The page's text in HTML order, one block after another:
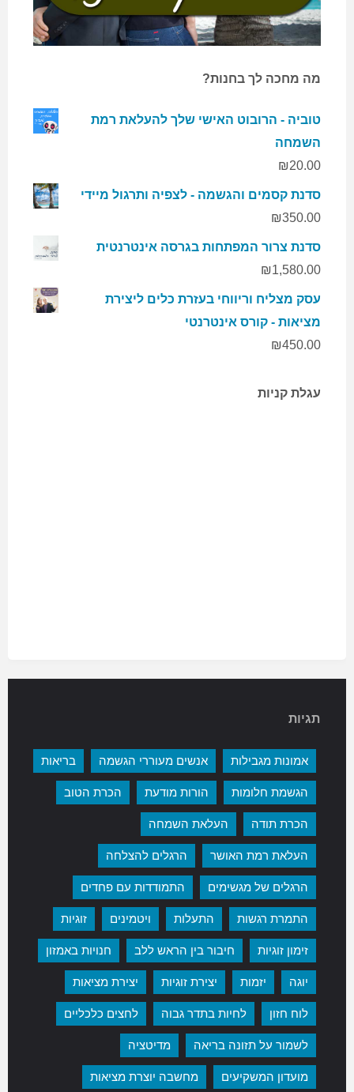
מה מחכה לך בחנות?
טוביה - הרובוט האישי שלך להעלאת רמת
השמחה
₪20.00
סדנת קסמים והגשמה - לצפיה ותרגול מיידי
₪350.00
סדנת צרור המפתחות בגרסה אינטרנטית
₪1,580.00
עסק מצליח וריווחי בעזרת כלים ליצירת
מציאות - קורס אינטרנטי
₪450.00
עגלת קניות
תגיות
אמונות מגבילות אנשים מעוררי הגשמה בריאות
הגשמת חלומות הורות מודעת הכרת הטוב
הכרת תודה העלאת השמחה
העלאת רמת האושר הרגלים להצלחה
הרגלים של מגשימים התמודדות עם פחדים
התמרת רגשות התעלות ויטמינים זוגיות
זימון זוגיות חיבור בין הראש ללב חנויות באמזון
יוגה יזמות יצירת זוגיות יצירת מציאות
לוח חזון לחיות בתדר גבוה לחצים כלכליים
לשמור על תזונה בריאה מדיטציה
מועדון המשקיעים מחשבה יוצרת מציאות